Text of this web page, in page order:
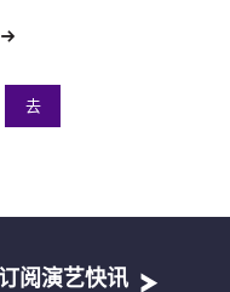
去
订阅演艺快讯